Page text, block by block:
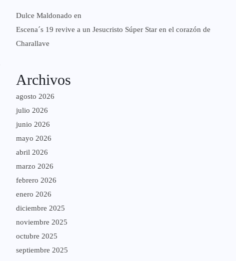
Dulce Maldonado en
Escena´s 19 revive a un Jesucristo Súper Star en el corazón de
Charallave
Archivos
agosto 2026
julio 2026
junio 2026
mayo 2026
abril 2026
marzo 2026
febrero 2026
enero 2026
diciembre 2025
noviembre 2025
octubre 2025
septiembre 2025